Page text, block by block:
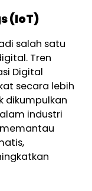
(IoT)
salah satu
Tren
Digital
secara lebih
dikumpulkan
industri